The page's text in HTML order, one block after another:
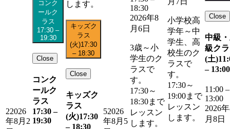
22026
年8月2
コンク
ールク
ラス
17:30 –
19:30
Close
コンク
ールク
ラス
17:30 –
19:30
します。
キッズク
ラス
(火)17:30
– 18:30
Close
キッズク
ラス
(火)17:30
– 18:30
52026
年8月5
18:30
2026年8
月6日
3歳～小
学生のク
ラスで
す。
17:30～
18:30まで
レッスン
します。
小学校高
学年～中
学生、高
校生のク
ラスで
す。
17:30～
19:00まで
レッスン
します。
Close
中級
級ク
(土)
– 13:00
11:00 –
13:00
2026
月8日